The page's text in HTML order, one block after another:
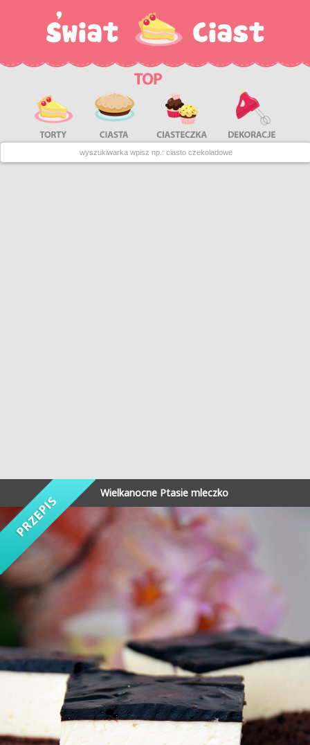
Wielkanocne Ptasie mleczko